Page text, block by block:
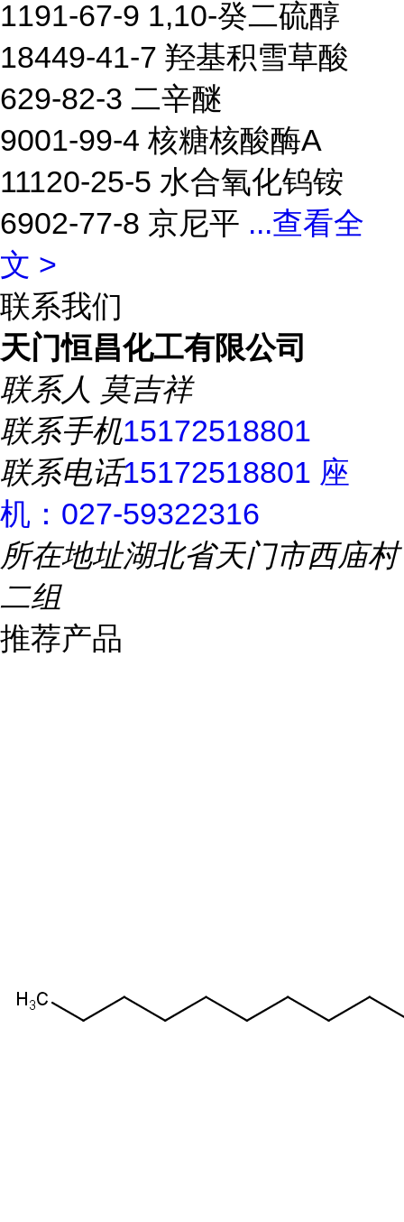
1191-67-9 1,10-癸二硫醇
18449-41-7 羟基积雪草酸
629-82-3 二辛醚
9001-99-4 核糖核酸酶A
11120-25-5 水合氧化钨铵
6902-77-8 京尼平 ...查看全
文 >
联系我们
天门恒昌化工有限公司
联系人 莫吉祥
联系手机15172518801
联系电话15172518801 座
机：027-59322316
所在地址湖北省天门市西庙村
二组
推荐产品